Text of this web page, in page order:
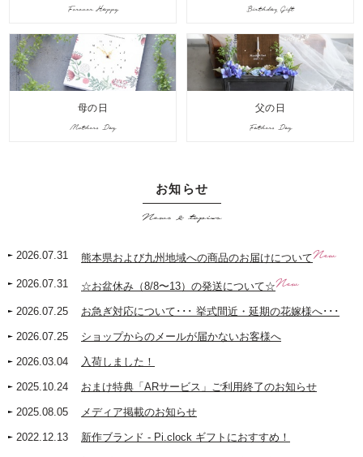
Forever Happy Birthday Gift
母の日
Mothers Day
父の日
Fathers Day
お知らせ
News & topics
2026.07.31 熊本県および九州地域への商品のお届けについてNew
2026.07.31 ☆お盆休み（8/8〜13）の発送について☆New
2026.07.25 お急ぎ対応について･･･ 挙式間近・延期の花嫁様へ･･･
2026.07.25 ショップからのメールが届かないお客様へ
2026.03.04 入荷しました！
2025.10.24 おまけ特典「ARサービス」ご利用終了のお知らせ
2025.08.05 メディア掲載のお知らせ
2022.12.13 新作ブランド - Pi.clock ギフトにおすすめ！